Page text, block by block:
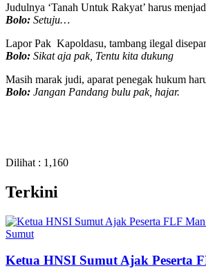
Judulnya ‘Tanah Untuk Rakyat’ harus
Bolo: Setuju…
Lapor Pak Kapoldasu, tambang ilegal
Bolo: Sikat aja pak, Tentu kita dukung
Masih marak judi, aparat penegak hukum
Bolo: Jangan Pandang bulu pak, hajar.
Dilihat : 1,160
Terkini
Sumut
Ketua HNSI Sumut Ajak Peserta